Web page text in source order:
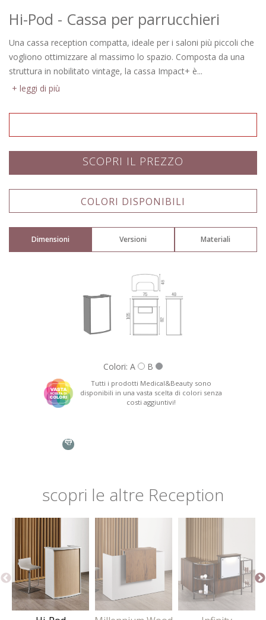
Hi-Pod - Cassa per parrucchieri
Una cassa reception compatta, ideale per i saloni più piccoli che
vogliono ottimizzare al massimo lo spazio. Composta da una
struttura in nobilitato vintage, la cassa Impact+ è...
leggi di più
SCOPRI IL PREZZO
Email: *
Richiesta:
COLORI DISPONIBILI
Dimensioni Versioni Materiali
Colori: A B
Tutti i prodotti Medical&Beauty sono
disponibili in una vasta scelta di colori senza
costi aggiuntivi!
RD/350 Hi-Pod reception
Struttura in nobilitato con ripiani di servizio, predisposizione
scopri le altre Reception